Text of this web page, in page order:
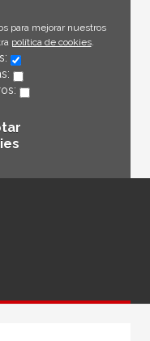
para mejorar nuestros
política de cookies.